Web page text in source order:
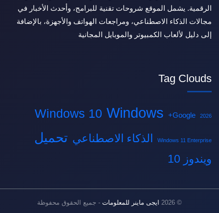
الرقمية. يشمل الموقع شروحات تقنية للبرامج، وأحدث الأخبار في
مجالات الذكاء الاصطناعي، ومراجعات الهواتف والأجهزة، بالإضافة
إلى دليل لألعاب الكمبيوتر والموبايل المجانية
Tag Clouds
2026
Google+
Windows
Windows 10
Windows 11 Enterprise الذكاء الاصطناعي تحميل
ويندوز 10
© 2026 ايجى ماينر للمعلومات - جميع الحقوق محفوظة